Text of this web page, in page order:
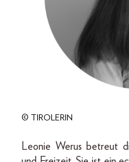
© TIROLERIN
Leonie Werus betreut